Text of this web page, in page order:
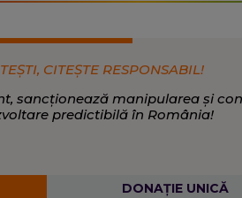
CITEȘTE RESPONSABIL!
sancționează manipularea și
predictibilă în România!
DONAȚIE UNICĂ